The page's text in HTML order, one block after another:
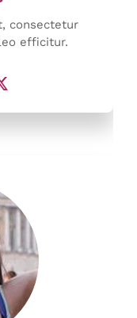
consectetur
efficitur.